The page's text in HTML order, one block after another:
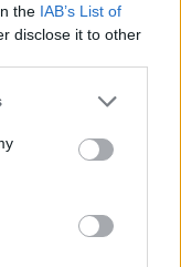
the IAB’s List of
disclose it to other
or more Google
You may click to
party tags to
in below Google